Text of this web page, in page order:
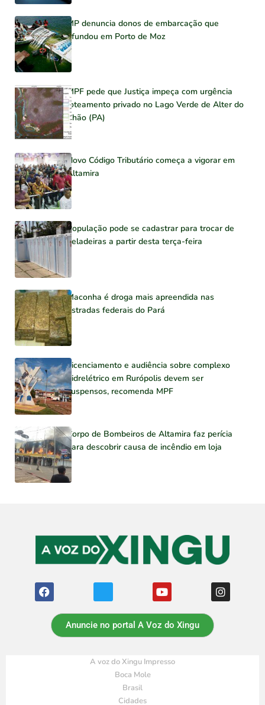
MP denuncia donos de embarcação que
afundou em Porto de Moz
MPF pede que Justiça impeça com urgência
loteamento privado no Lago Verde de Alter do
Chão (PA)
Novo Código Tributário começa a vigorar em
Altamira
População pode se cadastrar para trocar de
geladeiras a partir desta terça-feira
Maconha é droga mais apreendida nas
estradas federais do Pará
Licenciamento e audiência sobre complexo
hidrelétrico em Rurópolis devem ser
suspensos, recomenda MPF
Corpo de Bombeiros de Altamira faz perícia
para descobrir causa de incêndio em loja
Anuncie no portal A Voz do Xingu
A voz do Xingu Impresso
Boca Mole
Brasil
Cidades